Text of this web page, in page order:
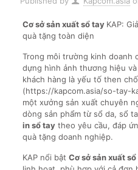
Cơ sở sản xuất sổ tay KAP:
quà tặng toàn diện
Trong môi trường kinh doanh
dựng hình ảnh thương hiệu
khách hàng là yếu tố then
(https://kapcom.asia/so-tay-
một xưởng sản xuất chuyên
dòng sản phẩm từ sổ da, sổ
in sổ taytheo yêu cầu, đáp
quà tặng doanh nghiệp.
KAP nổi bật Cơ sở sản xuất